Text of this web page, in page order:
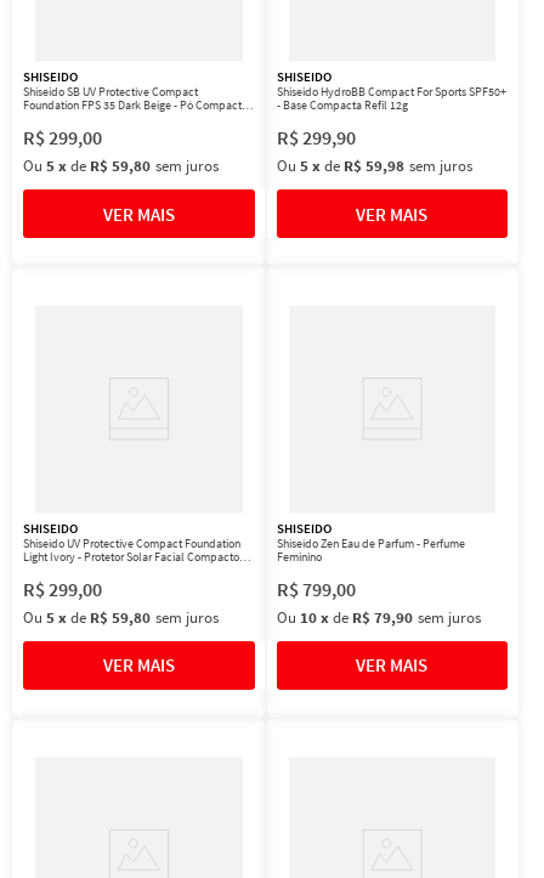
SHISEIDO
Shiseido SB UV Protective Compact
Foundation FPS 35 Dark Beige - Pó Compacto
R$299,00
Ou 5xde R$ 59,80 sem juros
SHISEIDO
Shiseido HydroBB Compact For Sports SPF50+
- Base Compacta Refil 12g
R$299,90
Ou 5 xde R$ 59,98 sem juros
SHISEIDO
Shiseido UV Protective Compact Foundation
Light Ivory - Protetor Solar Facial Compacto
R$299,00
Ou 5xde R$ 59,80 sem juros
SHISEIDO
Shiseido Zen Eau de Parfum - Perfume
Feminino
R$799,00
Ou 10 xde R$ 79,90 sem juros